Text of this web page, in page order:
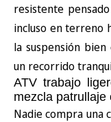
resistente
incluso en terreno
la suspensión
un recorrido
ATV trabajo
mezcla patrullaje
Nadie compra una